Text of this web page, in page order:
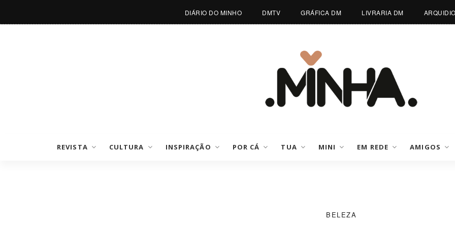
DIÁRIO DO MINHO DMTV GRÁFICA DM LIVRARIA DM
REVISTA CULTURA INSPIRAÇÃO POR CÁ TUA MINI EM REDE AMIGOS
BELEZA